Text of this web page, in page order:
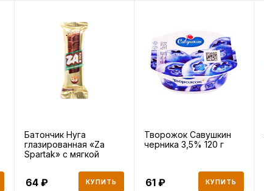
Батончик Нуга
глазированная «Za
Spartak» с мягкой
64 КУПИТЬ
Творожок Савушкин
черника 3,5% 120 г
61 КУПИТЬ